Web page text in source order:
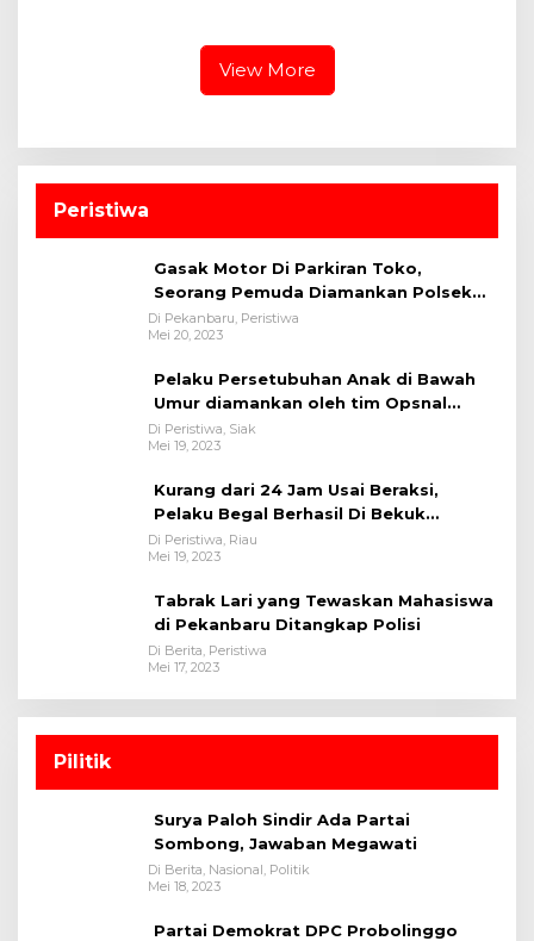
View More
Peristiwa
Gasak Motor Di Parkiran Toko,
Seorang Pemuda Diamankan Polsek
Bukit Raya
Di Pekanbaru, Peristiwa
Mei 20, 2023
Pelaku Persetubuhan Anak di Bawah
Umur diamankan oleh tim Opsnal
Polsek Tualang-Polres Siak-Polda Riau
Di Peristiwa, Siak
Mei 19, 2023
Kurang dari 24 Jam Usai Beraksi,
Pelaku Begal Berhasil Di Bekuk
Satreskrim Polres Kuansing
Di Peristiwa, Riau
Mei 19, 2023
Tabrak Lari yang Tewaskan Mahasiswa
di Pekanbaru Ditangkap Polisi
Di Berita, Peristiwa
Mei 17, 2023
Pilitik
Surya Paloh Sindir Ada Partai
Sombong, Jawaban Megawati
Di Berita, Nasional, Politik
Mei 18, 2023
Partai Demokrat DPC Probolinggo